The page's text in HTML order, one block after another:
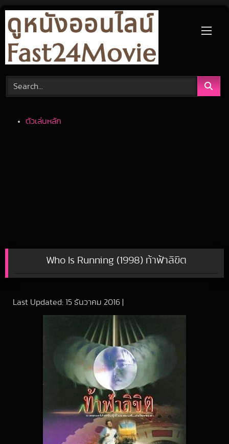
Skip
content
ตัวเล่นหลัก
Who Is Running (1998) ท้าฟ้าลิขิต
Last Updated: 15 ธันวาคม 2016